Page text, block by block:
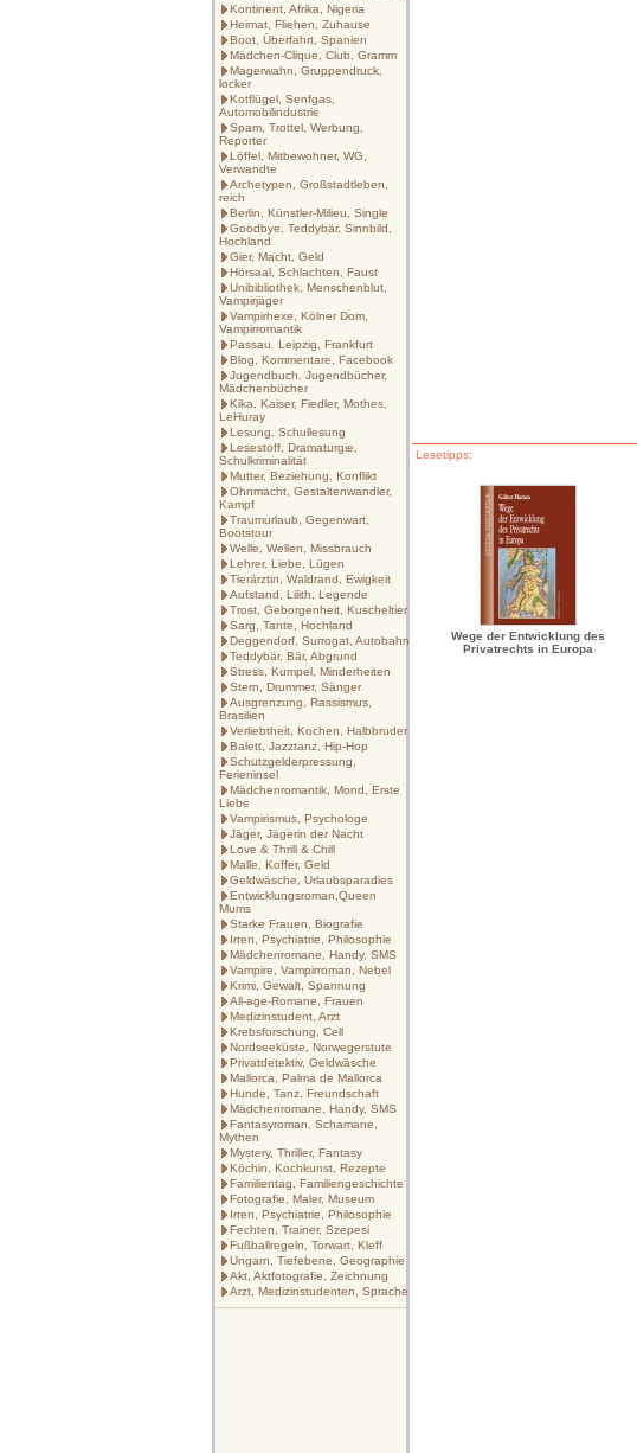
Kontinent, Afrika, Nigeria
Heimat, Fliehen, Zuhause
Boot, Überfahrt, Spanien
Mädchen-Clique, Club, Gramm
Magerwahn, Gruppendruck,
locker
Kotflügel, Senfgas,
Automobilindustrie
Spam, Trottel, Werbung,
Reporter
Löffel, Mitbewohner, WG,
Verwandte
Archetypen, Großstadtleben,
reich
Berlin, Künstler-Milieu, Single
Goodbye, Teddybär, Sinnbild,
Hochland
Gier, Macht, Geld
Hörsaal, Schlachten, Faust
Unibibliothek, Menschenblut,
Vampirjäger
Vampirhexe, Kölner Dom,
Vampirromantik
Passau. Leipzig, Frankfurt
Blog, Kommentare, Facebook
Jugendbuch, Jugendbücher,
Mädchenbücher
Kika, Kaiser, Fiedler, Mothes,
LeHuray
Lesung, Schullesung
Lesestoff, Dramaturgie,
Schulkriminalität
Mutter, Beziehung, Konflikt
Ohnmacht, Gestaltenwandler,
Kampf
Traumurlaub, Gegenwart,
Bootstour
Welle, Wellen, Missbrauch
Lehrer, Liebe, Lügen
Tierärztin, Waldrand, Ewigkeit
Aufstand, Lilith, Legende
Trost, Geborgenheit, Kuscheltier
Sarg, Tante, Hochland
Deggendorf, Surrogat, Autobahn
Teddybär, Bär, Abgrund
Stress, Kumpel, Minderheiten
Stern, Drummer, Sänger
Ausgrenzung, Rassismus,
Brasilien
Verliebtheit, Kochen, Halbbruder
Balett, Jazztanz, Hip-Hop
Schutzgelderpressung,
Ferieninsel
Mädchenromantik, Mond, Erste
Liebe
Vampirismus, Psychologe
Jäger, Jägerin der Nacht
Love & Thrill & Chill
Malle, Koffer, Geld
Geldwäsche, Urlaubsparadies
Entwicklungsroman,Queen
Mums
Starke Frauen, Biografie
Irren, Psychiatrie, Philosophie
Mädchenromane, Handy, SMS
Vampire, Vampirroman, Nebel
Krimi, Gewalt, Spannung
All-age-Romane, Frauen
Medizinstudent, Arzt
Krebsforschung, Cell
Nordseeküste, Norwegerstute
Privatdetektiv, Geldwäsche
Mallorca, Palma de Mallorca
Hunde, Tanz, Freundschaft
Mädchenromane, Handy, SMS
Fantasyroman, Schamane,
Mythen
Mystery, Thriller, Fantasy
Köchin, Kochkunst, Rezepte
Familientag, Familiengeschichte
Fotografie, Maler, Museum
Irren, Psychiatrie, Philosophie
Fechten, Trainer, Szepesi
Fußballregeln, Torwart, Kleff
Ungarn, Tiefebene, Geographie
Akt, Aktfotografie, Zeichnung
Arzt, Medizinstudenten, Sprache
Lesetipps:
Wege der Entwicklung des
Privatrechts in Europa